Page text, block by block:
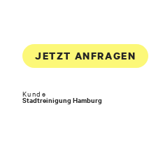
JETZT ANFRAGEN
Kunde
Stadtreinigung Hamburg
Geschäftliche E-Mail-Adresse